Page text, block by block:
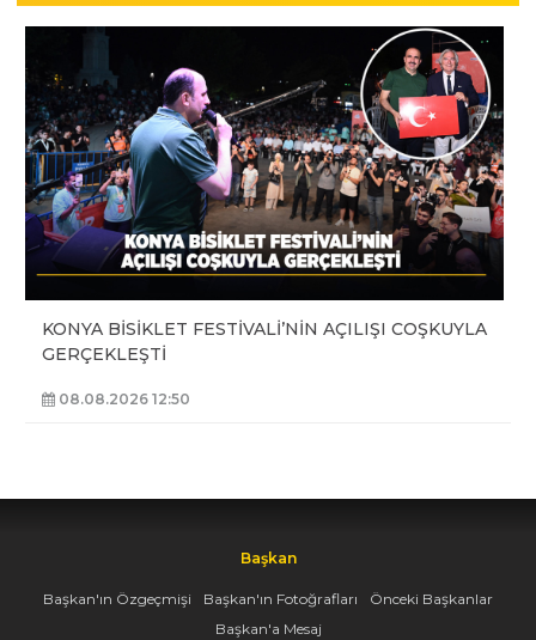
KONYA BİSİKLET FESTİVALİ’NİN AÇILIŞI COŞKUYLA
GERÇEKLEŞTİ
08.08.2026 12:50
Başkan
Başkan'ın Özgeçmişi Başkan'ın Fotoğrafları
Önceki Başkanlar
Başkan'a Mesaj